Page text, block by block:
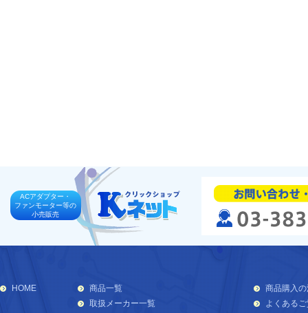
ACアダプター・
ファンモーター等の
小売販売
HOME
商品一覧
取扱メーカー一覧
商品購入
よくある